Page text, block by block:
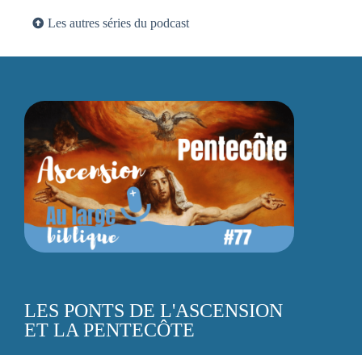
Les autres séries du podcast
LES PONTS DE L'ASCENSION
ET LA PENTECÔTE